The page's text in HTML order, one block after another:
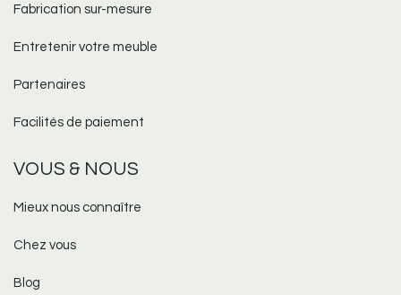
Fabrication sur-mesure​
Entretenir votre meuble
Partenaires
Facilités de paiement
VOUS & NOUS
Mieux nous connaître
Chez vous
Blog